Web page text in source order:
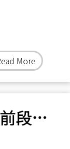
More
一人日麻反省会：当前段位制下四位的坏处